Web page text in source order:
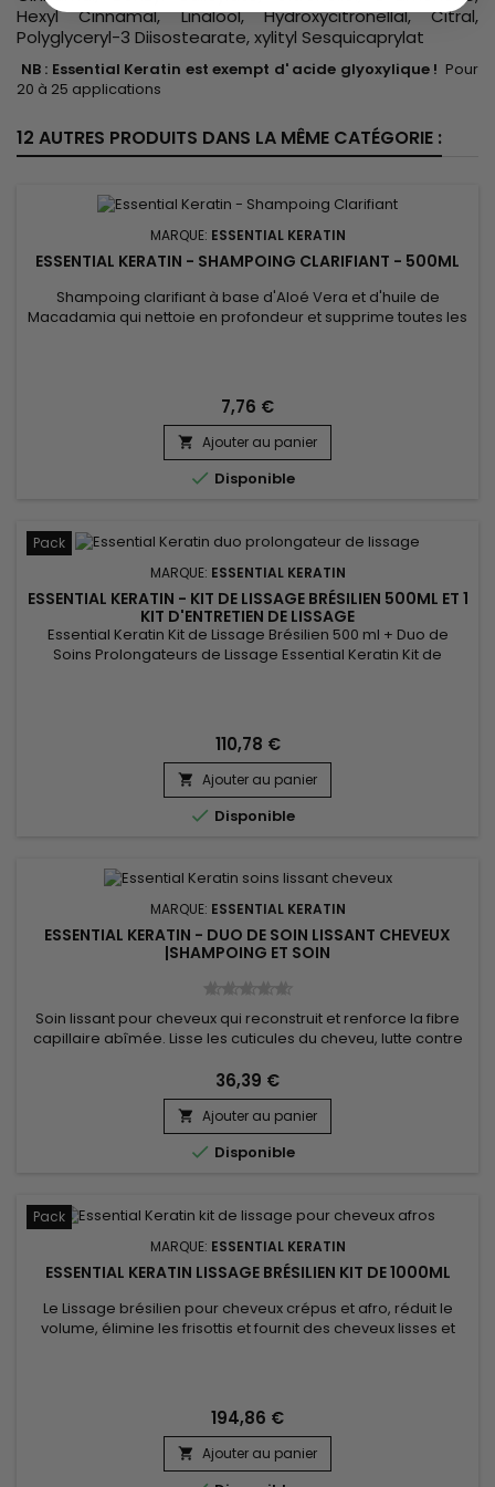
Hexyl Cinnamal, Linalool, Hydroxycitronellal, Citral,
Polyglyceryl-3 Diisostearate, xylityl Sesquicaprylat
NB : Essential Keratin est exempt d' acide glyoxylique ! Pour
20 à 25 applications
12 AUTRES PRODUITS DANS LA MÊME CATÉGORIE :
MARQUE: ESSENTIAL KERATIN
ESSENTIAL KERATIN - SHAMPOING CLARIFIANT - 500ML
Shampoing clarifiant à base d'Aloé Vera et d'huile de
Macadamia qui nettoie en profondeur et supprime toutes les
(cuticules) de vos cheveux pour optimiser la pénétration de
la Kératine et...
7,76 €
 Ajouter au panier
 Disponible
Pack
MARQUE: ESSENTIAL KERATIN
ESSENTIAL KERATIN - KIT DE LISSAGE BRÉSILIEN 500ML ET 1
KIT D'ENTRETIEN DE LISSAGE
Essential Keratin Kit de Lissage Brésilien 500 ml + Duo de
Soins Prolongateurs de Lissage Essential Keratin Kit de
amplifie l'effet du lissage, protège et nourrit intensément les...
110,78 €
 Ajouter au panier
 Disponible
MARQUE: ESSENTIAL KERATIN
ESSENTIAL KERATIN - DUO DE SOIN LISSANT CHEVEUX
|SHAMPOING ET SOIN
Soin lissant pour cheveux qui reconstruit et renforce la fibre
capillaire abîmée. Lisse les cuticules du cheveu, lutte contre
Essential Keratin soin lissant répare et hydrate la structure
capillaire, préserve la qualité de la couleur et l'empêche de
s'estomper ou de s'oxyder.&nbsp; Enrichi en huile de...
36,39 €
 Ajouter au panier
 Disponible
Pack
MARQUE: ESSENTIAL KERATIN
ESSENTIAL KERATIN LISSAGE BRÉSILIEN KIT DE 1000ML
Le Lissage brésilien pour cheveux crépus et afro, réduit le
volume, élimine les frisottis et fournit des cheveux lisses et
kératine, en Aloe Vera et huile de macadamia le...
194,86 €
 Ajouter au panier